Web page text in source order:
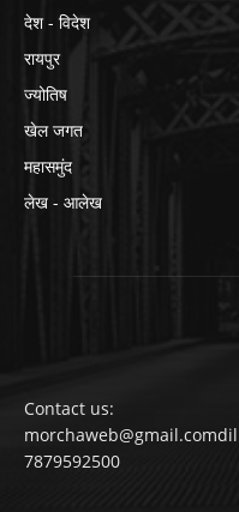
देश - विदेश
रायपुर
ज्योतिष
खेल जगत
महासमुंद
लेख - आलेख
Contact us:
7879592500